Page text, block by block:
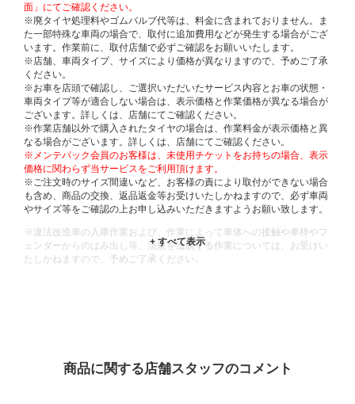
面」にてご確認ください。
※廃タイヤ処理料やゴムバルブ代等は、料金に含まれておりません。ま
た一部特殊な車両の場合で、取付に追加費用などが発生する場合がござ
います。作業前に、取付店舗で必ずご確認をお願いいたします。
※店舗、車両タイプ、サイズにより価格が異なりますので、予めご了承
ください。
※お車を店頭で確認し、ご選択いただいたサービス内容とお車の状態・
車両タイプ等が適合しない場合は、表示価格と作業価格が異なる場合が
ございます。詳しくは、店舗にてご確認ください。
※作業店舗以外で購入されたタイヤの場合は、作業料金が表示価格と異
なる場合がございます。詳しくは、店舗にてご確認ください。
※メンテパック会員のお客様は、未使用チケットをお持ちの場合、表示
価格に関わらず当サービスをご利用頂けます。
※ご注文時のサイズ間違いなど、お客様の責により取付ができない場合
も含め、商品の交換、返品返金等お受けいたしかねますので、必ず車両
やサイズ等をご確認の上お申し込みいただきますようお願い致します。
※違法改造車の入庫作業および、作業によって車体への接触や車枠やフ
ェンダーからのはみ出し等、法規を逸脱する作業については、お受けい
たしかねますので、予めご了承ください。
商品に関する店舗スタッフのコメント